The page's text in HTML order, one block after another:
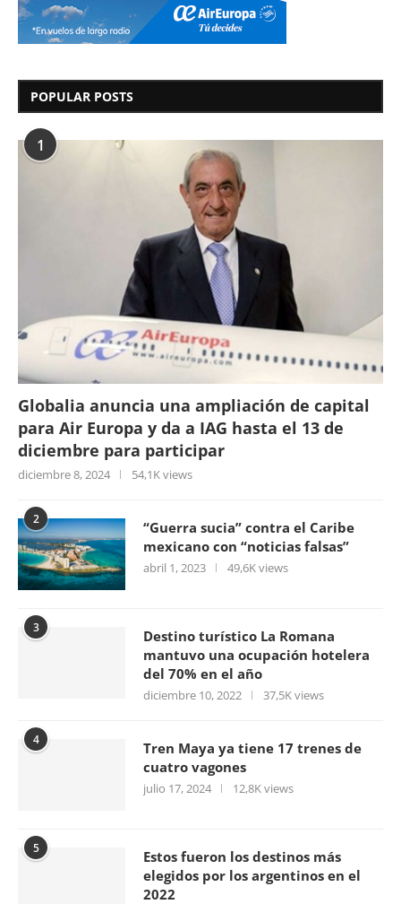
POPULAR POSTS
1
Globalia anuncia una ampliación de capital
para Air Europa y da a IAG hasta el 13 de
diciembre para participar
diciembre 8, 2024 54,1K views
2
“Guerra sucia” contra el Caribe
mexicano con “noticias falsas”
abril 1, 2023 49,6K views
3
Destino turístico La Romana
mantuvo una ocupación hotelera
del 70% en el año
diciembre 10, 2022 37,5K views
4
Tren Maya ya tiene 17 trenes de
cuatro vagones
julio 17, 2024 12,8K views
5
Estos fueron los destinos más
elegidos por los argentinos en el
2022